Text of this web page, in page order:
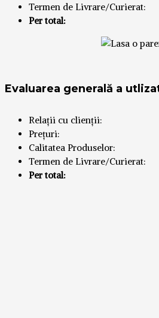
Termen de Livrare/Curierat:
Per total:
Evaluarea generală a
Relații cu clienții:
Prețuri:
Calitatea Produselor:
Termen de Livrare/Curierat:
Per total: